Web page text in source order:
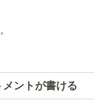
ントが書ける